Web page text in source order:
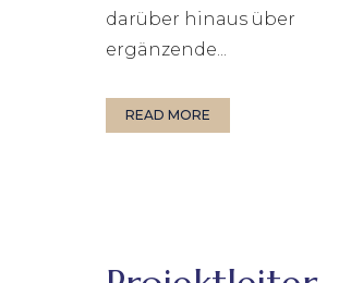
darüber hinaus über
ergänzende...
READ MORE